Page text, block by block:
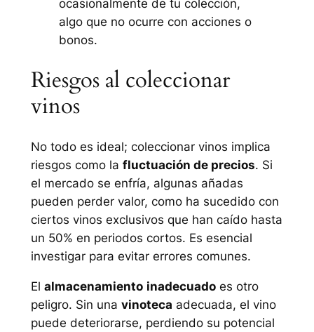
ocasionalmente de tu colección,
algo que no ocurre con acciones o
bonos.
Riesgos al coleccionar
vinos
No todo es ideal; coleccionar vinos implica
riesgos como la fluctuación de precios. Si
el mercado se enfría, algunas añadas
pueden perder valor, como ha sucedido con
ciertos vinos exclusivos que han caído hasta
un 50% en periodos cortos. Es esencial
investigar para evitar errores comunes.
El almacenamiento inadecuadoes otro
peligro. Sin una vinoteca adecuada, el vino
puede deteriorarse, perdiendo su potencial